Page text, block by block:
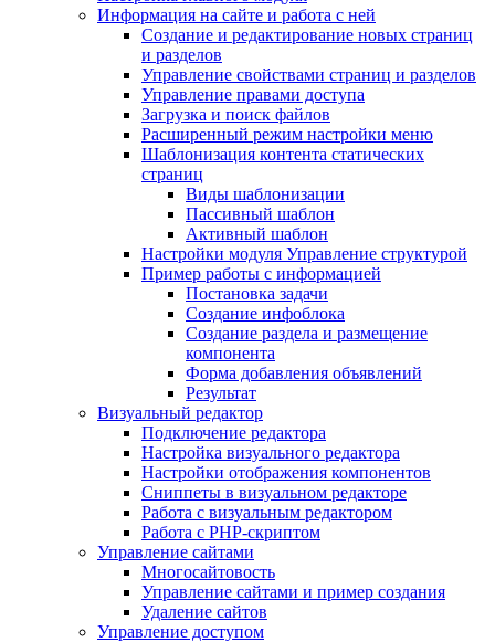
Информация на сайте и работа с ней
Создание и редактирование новых страниц
и разделов
Управление свойствами страниц и разделов
Управление правами доступа
Загрузка и поиск файлов
Расширенный режим настройки меню
Шаблонизация контента статических
страниц
Виды шаблонизации
Пассивный шаблон
Активный шаблон
Настройки модуля Управление структурой
Пример работы с информацией
Постановка задачи
Создание инфоблока
Создание раздела и размещение
компонента
Форма добавления объявлений
Результат
Визуальный редактор
Подключение редактора
Настройка визуального редактора
Настройки отображения компонентов
Сниппеты в визуальном редакторе
Работа с визуальным редактором
Работа с PHP-скриптом
Управление сайтами
Многосайтовость
Управление сайтами и пример создания
Удаление сайтов
Управление доступом